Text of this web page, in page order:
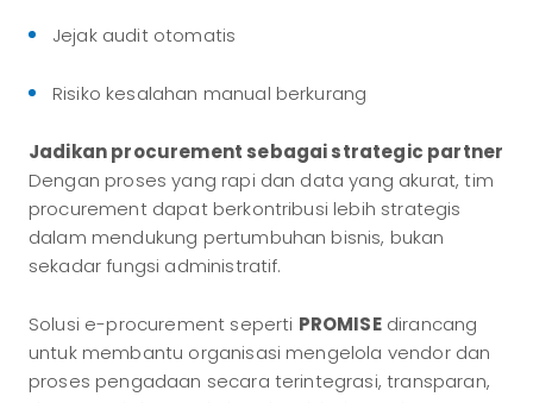
Jejak audit otomatis
Risiko kesalahan manual berkurang
Jadikan procurement sebagai strategic partner
Dengan proses yang rapi dan data yang akurat, tim
procurement dapat berkontribusi lebih strategis
dalam mendukung pertumbuhan bisnis, bukan
sekadar fungsi administratif.
Solusi e-procurement seperti PROMISEdirancang
untuk membantu organisasi mengelola vendor dan
proses pengadaan secara terintegrasi, transparan,